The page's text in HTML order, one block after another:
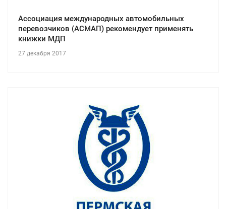
Ассоциация международных автомобильных
перевозчиков (АСМАП) рекомендует применять
книжки МДП
27 декабря 2017